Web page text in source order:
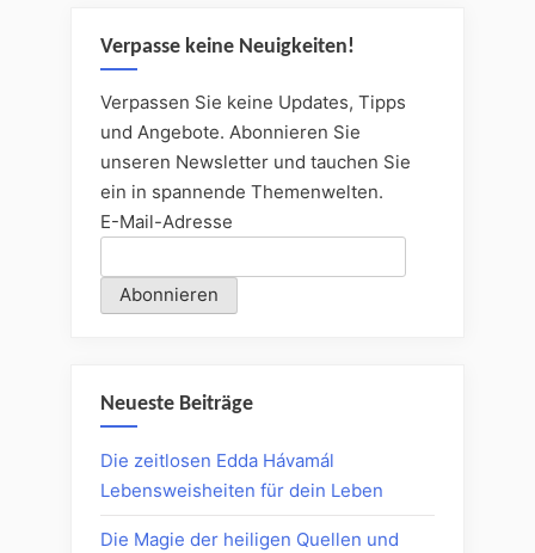
erste
von
Sigurd
dem
Fafnirstödter
oder
Weißagung“
Verpasse keine Neuigkeiten!
Verpassen Sie keine Updates, Tipps
und Angebote. Abonnieren Sie
unseren Newsletter und tauchen Sie
ein in spannende Themenwelten.
E-Mail-Adresse
Neueste Beiträge
Die zeitlosen Edda Hávamál
Lebensweisheiten für dein Leben
Die Magie der heiligen Quellen und